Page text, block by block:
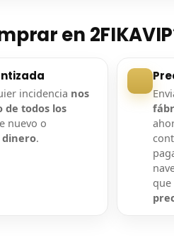
en
incidencia nos
de todos los
nuevo o
dinero.